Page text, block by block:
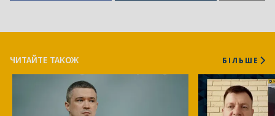
ЧИТАЙТЕ ТАКОЖ БІЛЬШЕ